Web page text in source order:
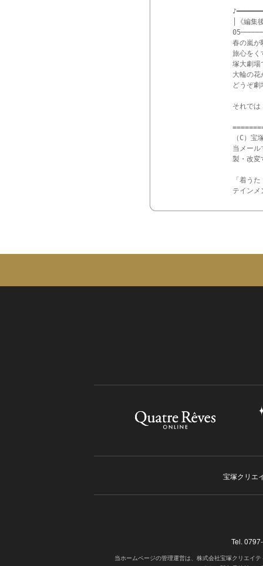
│《編
春の嵐が
旅心をく
塚大劇場
大輪の花
どうぞ
それ
（C）
当メール
製・改変
「着う
宝塚クリエ
Tel.
当ホームページの管理運営は、株式会社宝塚クリエイ